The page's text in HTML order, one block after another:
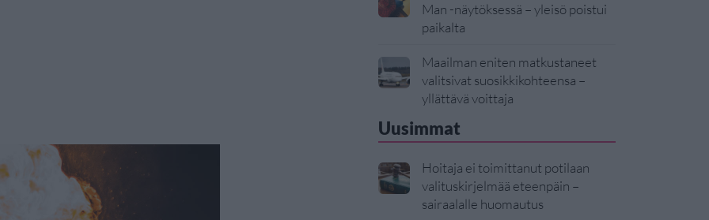
Man -näytöksessä – yleisö poistui
paikalta
Maailman eniten matkustaneet
valitsivat suosikkikohteensa –
yllättävä voittaja
Uusimmat
Hoitaja ei toimittanut potilaan
valituskirjelmää eteenpäin –
sairaalalle huomautus